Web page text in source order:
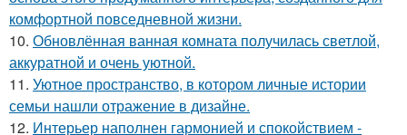
комфортной повседневной жизни.
10. Обновлённая ванная комната получилась светлой,
аккуратной и очень уютной.
11. Уютное пространство, в котором личные истории
семьи нашли отражение в дизайне.
12. Интерьер наполнен гармонией и спокойствием -